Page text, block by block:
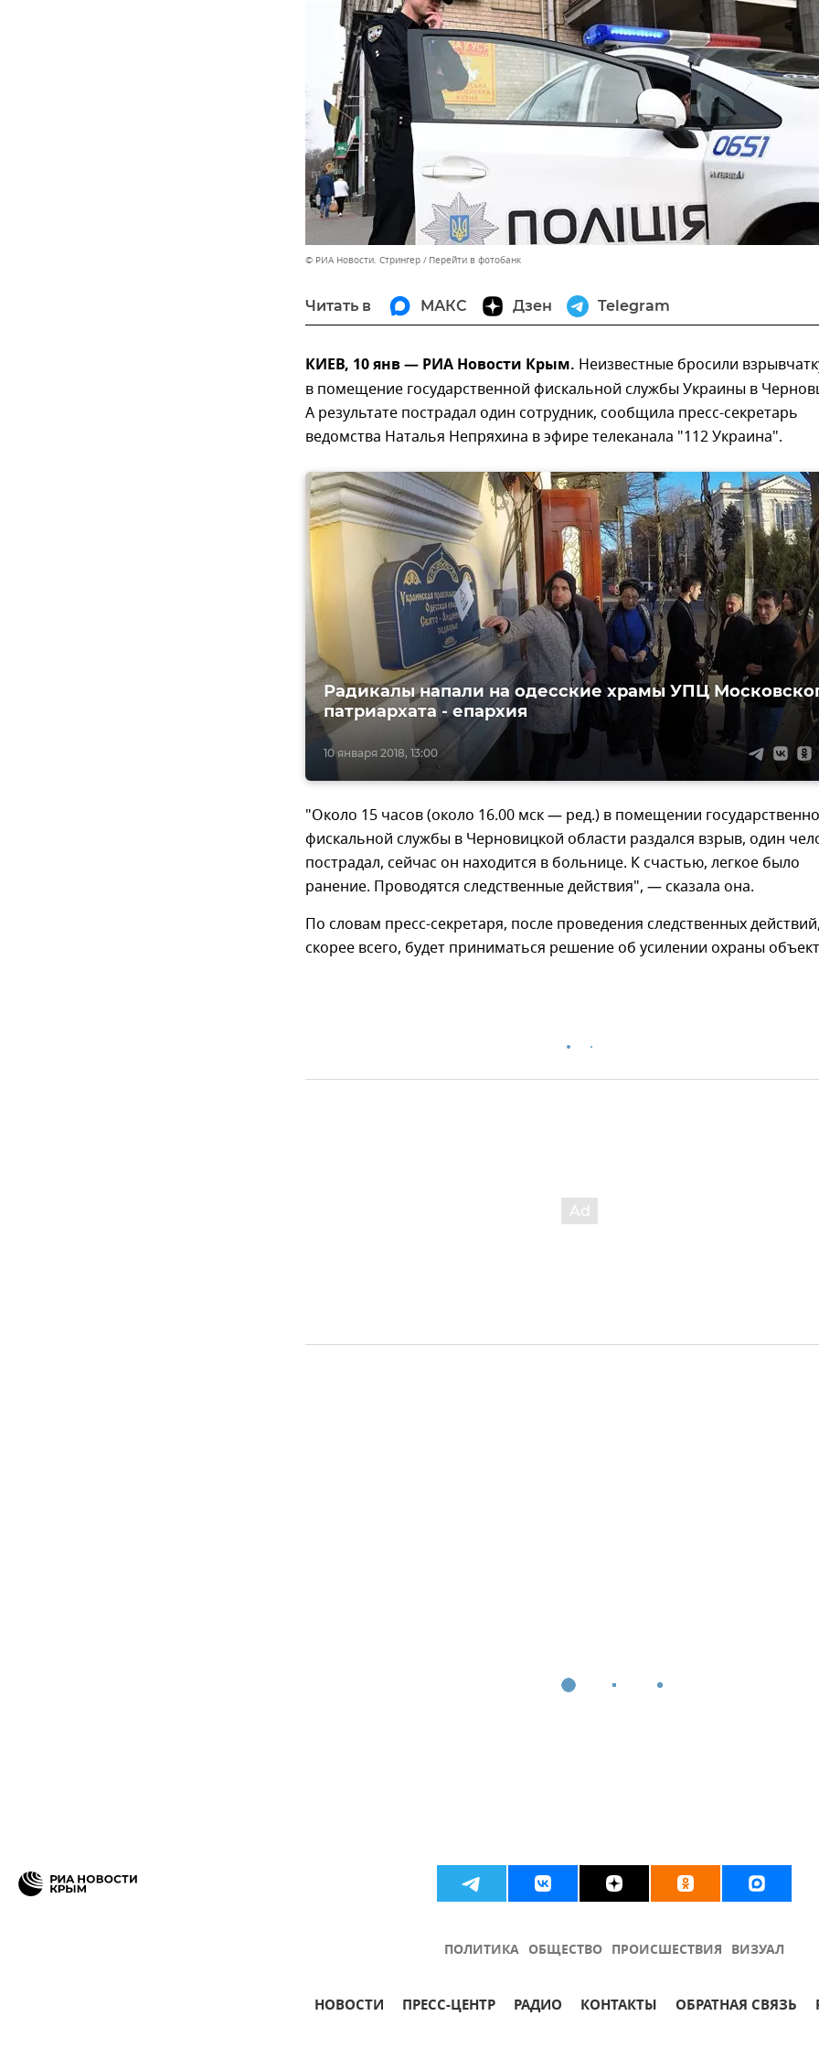
© РИА Новости. Стрингер Перейти в фотобанк
Читать в МАКС Дзен Telegram
КИЕВ, 10 янв — РИА Новости Крым. Неизвестные бросили
в помещение государственной фискальной службы Украины в
А результате пострадал один сотрудник, сообщила пресс-секретарь
ведомства Наталья Непряхина в эфире телеканала "112 Украина".
10 января 2018, 13:00
Радикалы напали на одесские храмы УПЦ
патриархата - епархия
"Около 15 часов (около 16.00 мск — ред.) в помещении
фискальной службы в Черновицкой области раздался взрыв, один
пострадал, сейчас он находится в больнице. К счастью, легкое было
ранение. Проводятся следственные действия", — сказала она.
По словам пресс-секретаря, после проведения следственных действий,
скорее всего, будет приниматься решение об усилении охраны
ПОЛИТИКА ОБЩЕСТВО ПРОИСШЕСТВИЯ ВИЗУАЛ
НОВОСТИ ПРЕСС-ЦЕНТР РАДИО КОНТАКТЫ ОБРАТНАЯ СВЯЗЬ